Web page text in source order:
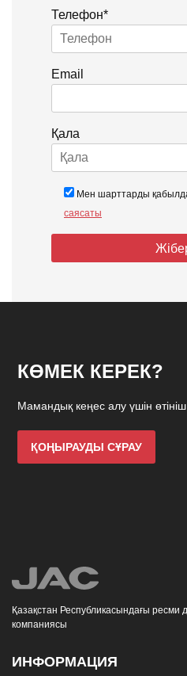
Телефон*
Email
Қала
Мен шарттарды
саясаты
КӨМЕК КЕРЕК?
Мамандық кеңес алу үшін
ҚОҢЫРАУДЫ СҰРАУ
Қазақстан Республикасындағы ресми
компаниясы
ИНФОРМАЦИЯ